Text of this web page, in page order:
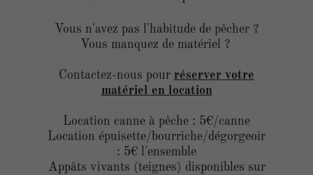
Vous n'avez pas l'habitude de pêcher ?
Vous manquez de matériel ?
Contactez-nous pour réserver votre
matériel en location
Location canne à pêche : 5€/canne
Location épuisette/bourriche/dégorgeoir
: 5€ l'ensemble
Appâts vivants (teignes) disponibles sur